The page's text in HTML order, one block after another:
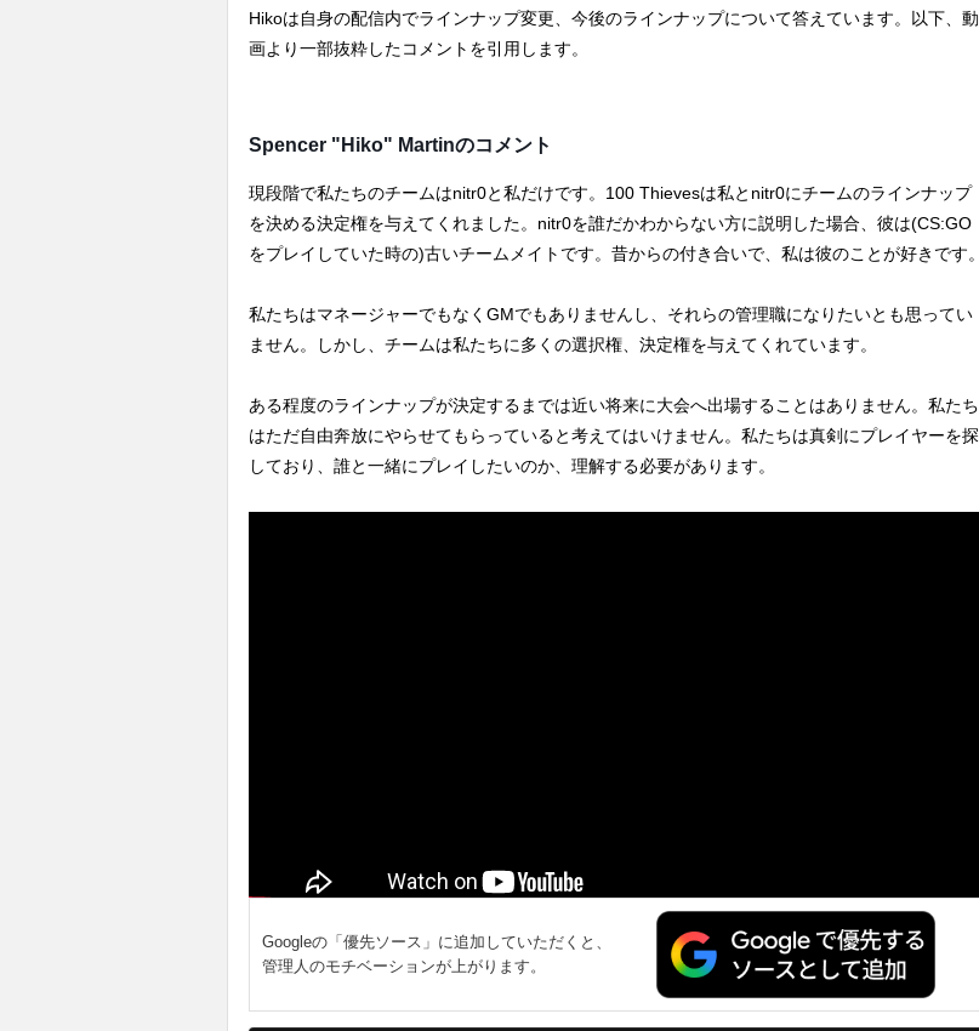
Hikoは自身の配信内でラインナップ変更、今後のラインナップについて答えています。以下、動
画より一部抜粋したコメントを引用します。
Spencer "Hiko" Martinのコメント
現段階で私たちのチームはnitr0と私だけです。100 Thievesは私とnitr0にチームのラインナップ
を決める決定権を与えてくれました。nitr0を誰だかわからない方に説明した場合、彼は(CS:GO
をプレイしていた時の)古いチームメイトです。昔からの付き合いで、私は彼のことが好きです。
私たちはマネージャーでもなくGMでもありませんし、それらの管理職になりたいとも思ってい
ません。しかし、チームは私たちに多くの選択権、決定権を与えてくれています。
ある程度のラインナップが決定するまでは近い将来に大会へ出場することはありません。私たち
はただ自由奔放にやらせてもらっていると考えてはいけません。私たちは真剣にプレイヤーを探
しており、誰と一緒にプレイしたいのか、理解する必要があります。
Googleの「優先ソース」に追加していただくと、
管理人のモチベーションが上がります。